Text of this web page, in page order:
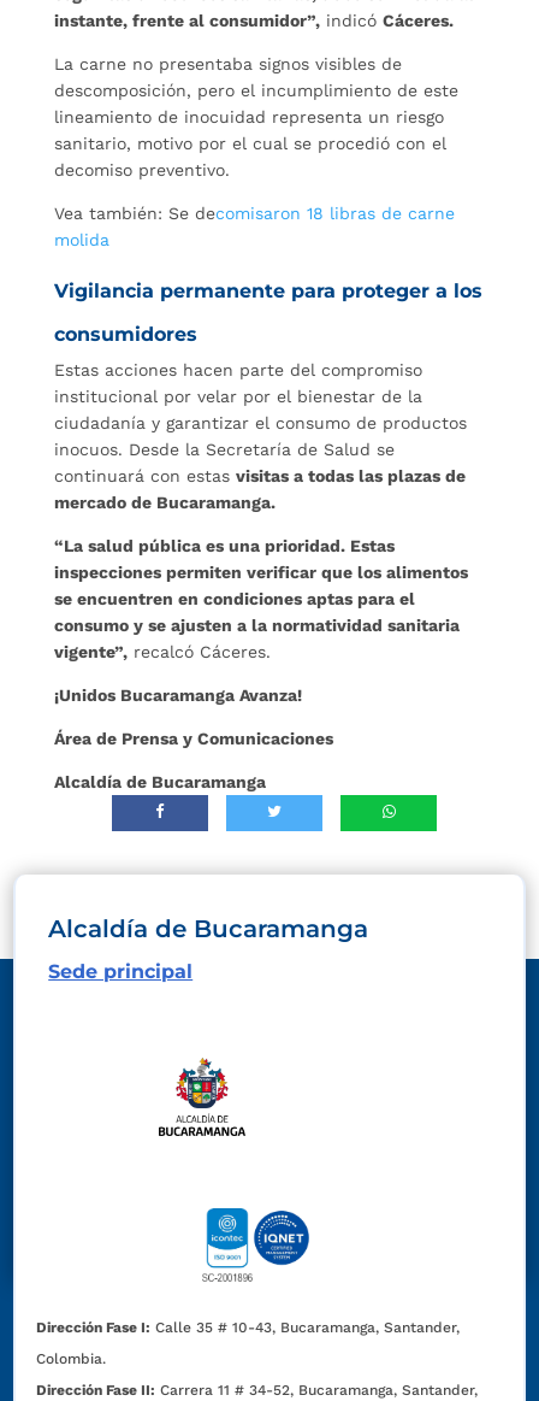
instante, frente al consumidor”,indicó Cáceres.
La carne no presentaba signos visibles de
descomposición, pero el incumplimiento de este
lineamiento de inocuidad representa un riesgo
sanitario, motivo por el cual se procedió con el
decomiso preventivo.
Vea también: Se decomisaron 18 libras de carne
molida
Vigilancia permanente para proteger a los
consumidores
Estas acciones hacen parte del compromiso
institucional por velar por el bienestar de la
ciudadanía y garantizar el consumo de productos
inocuos. Desde la Secretaría de Salud se
continuará con estas visitas a todas las plazas de
mercado de Bucaramanga.
“La salud pública es una prioridad. Estas
inspecciones permiten verificar que los alimentos
se encuentren en condiciones aptas para el
consumo y se ajusten a la normatividad sanitaria
vigente”,recalcó Cáceres.
¡Unidos Bucaramanga Avanza!
Área de Prensa y Comunicaciones
Alcaldía de Bucaramanga
Alcaldía de Bucaramanga
Sede principal
Dirección Fase I: Calle 35 # 10-43, Bucaramanga, Santander,
Colombia.
Dirección Fase II: Carrera 11 # 34-52, Bucaramanga, Santander,